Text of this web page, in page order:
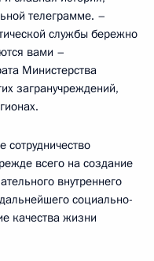
телеграмме. –
службы бережно
вами –
Министерства
загранучреждений,
сотрудничество
всего на создание
внутреннего
социально-
качества жизни